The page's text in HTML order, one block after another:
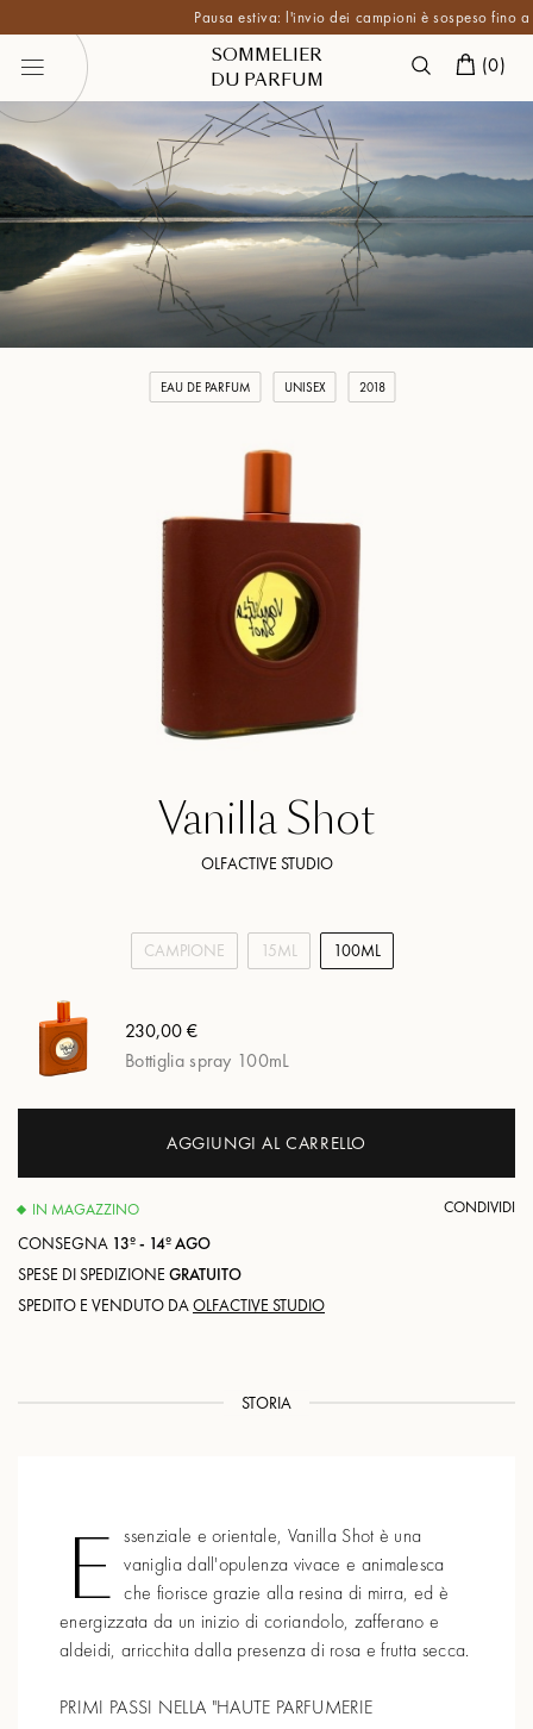
Pausa estiva: l'invio dei campioni è sospeso fino a
SOMMELIER
DU PARFUM
(0)
EAU DE PARFUM UNISEX 2018
Vanilla Shot
OLFACTIVE STUDIO
CAMPIONE 15ML 100ML
230,00 €
Bottiglia spray 100mL
AGGIUNGI AL CARRELLO
IN MAGAZZINO CONDIVIDI
CONSEGNA 13º - 14º AGO
SPESE DI SPEDIZIONE GRATUITO
SPEDITO E VENDUTO DAOLFACTIVE STUDIO
STORIA
E ssenziale e orientale, Vanilla Shot è una
vaniglia dall'opulenza vivace e animalesca
che fiorisce grazie alla resina di mirra, ed è
energizzata da un inizio di coriandolo, zafferano e
aldeidi, arricchita dalla presenza di rosa e frutta secca.
PRIMI PASSI NELLA "HAUTE PARFUMERIE